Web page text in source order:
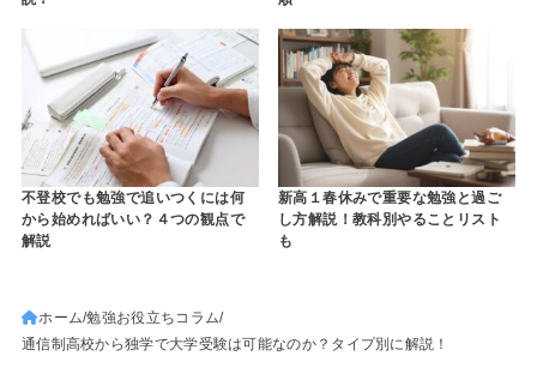
不登校でも勉強で追いつくには何
から始めればいい？４つの観点で
解説
新高１春休みで重要な勉強と過ご
し方解説！教科別やることリスト
も
ホーム 勉強お役立ちコラム
通信制高校から独学で大学受験は可能なのか？タイプ別に解説！